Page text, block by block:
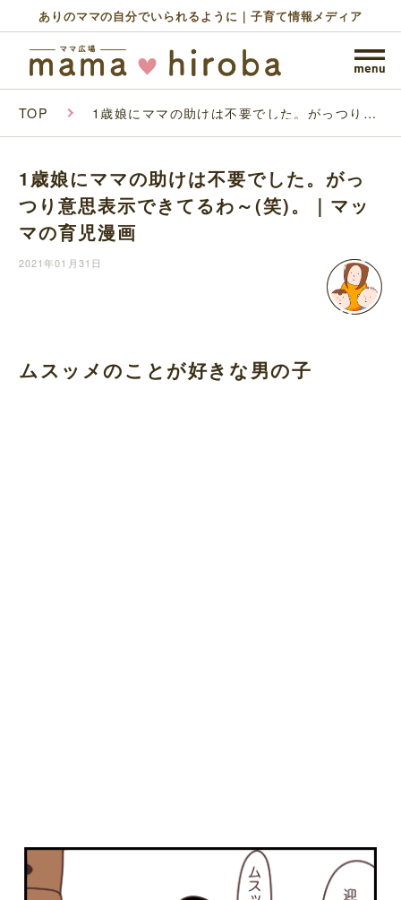
ありのママの自分でいられるように｜子育て情報メディア
TOP 1歳娘にママの助けは不要でした。がっつり意
1歳娘にママの助けは不要でした。がっ
つり意思表示できてるわ～(笑)。｜マッ
マの育児漫画
2021年01月31日
ムスッメのことが好きな男の子